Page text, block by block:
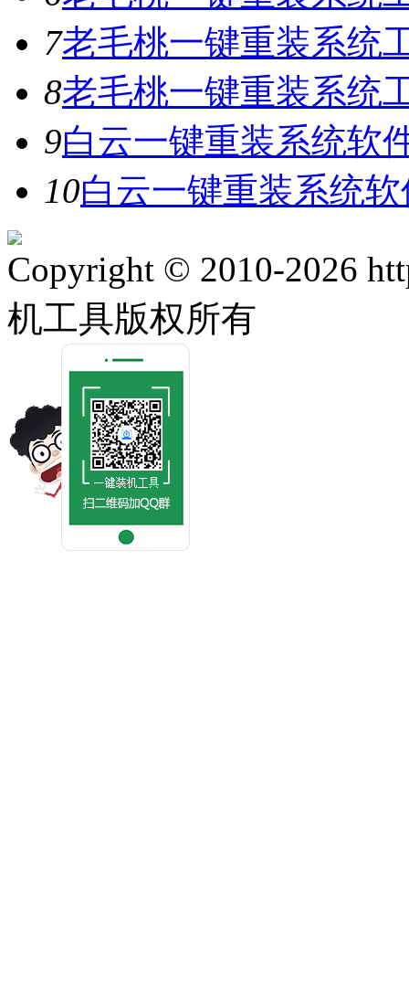
7老毛桃一键重装系统
8老毛桃一键重装系统
9白云一键重装系统软
10白云一键重装系统
Copyright © 2010-2026
机工具版权所有